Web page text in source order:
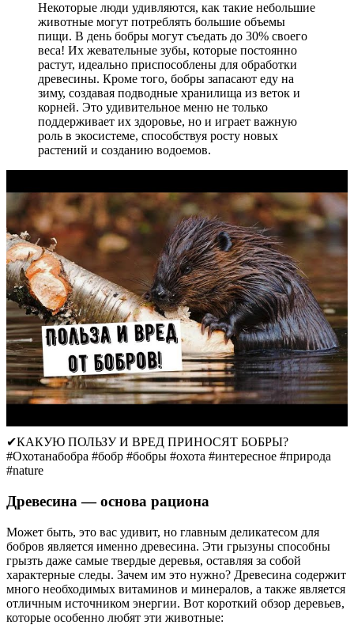
Некоторые люди удивляются, как такие небольшие
животные могут потреблять большие объемы
пищи. В день бобры могут съедать до 30% своего
веса! Их жевательные зубы, которые постоянно
растут, идеально приспособлены для обработки
древесины. Кроме того, бобры запасают еду на
зиму, создавая подводные хранилища из веток и
корней. Это удивительное меню не только
поддерживает их здоровье, но и играет важную
роль в экосистеме, способствуя росту новых
растений и созданию водоемов.
✔КАКУЮ ПОЛЬЗУ И ВРЕД ПРИНОСЯТ БОБРЫ?
#Охотанабобра #бобр #бобры #охота #интересное #природа
#nature
Древесина — основа рациона
Может быть, это вас удивит, но главным деликатесом для
бобров является именно древесина. Эти грызуны способны
грызть даже самые твердые деревья, оставляя за собой
характерные следы. Зачем им это нужно? Древесина содержит
много необходимых витаминов и минералов, а также является
отличным источником энергии. Вот короткий обзор деревьев,
которые особенно любят эти животные: